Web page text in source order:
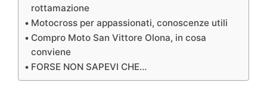
rottamazione
Motocross per appassionati, conoscenze utili
Compro Moto San Vittore Olona, in cosa
conviene
FORSE NON SAPEVI CHE…